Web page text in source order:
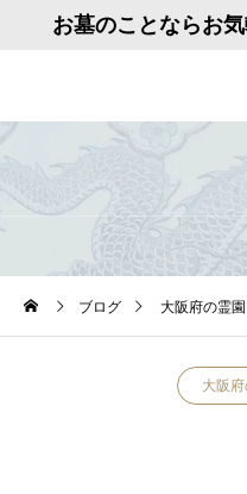
お墓のことならお
ブログ 大阪府の霊
大阪